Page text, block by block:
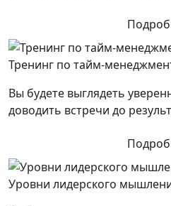
Тренинг по тайм-
Вы будете выглядеть
доводить встречи до
Уровни лидерского